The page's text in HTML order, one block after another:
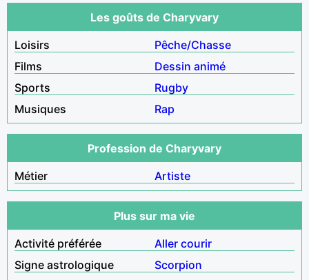
Les goûts de Charyvary
Loisirs
Pêche/Chasse
Films
Dessin animé
Sports
Rugby
Musiques
Rap
Profession de Charyvary
Métier
Artiste
Plus sur ma vie
Activité préférée
Aller courir
Signe astrologique
Scorpion